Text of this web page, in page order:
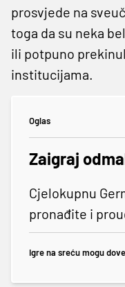
prosvjede na
toga da su neka
ili potpuno
institucijama.
Oglas
Zaigraj
Cjelokupnu
pronađite i
Igre na sreću mogu